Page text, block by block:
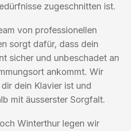
zugeschnitten ist.
von professionellen
sorgt dafür, dass dein
sicher und unbeschadet an
ankommt. Wir
dein Klavier ist und
mit äusserster Sorgfalt.
Winterthur legen wir